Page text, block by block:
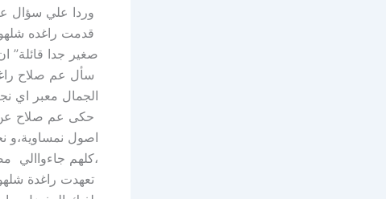
وردا علي سؤال
صغير جدا قائلة”
سأل عم صلاح
الجمال معبر اي
حكى عم صلاح
اصول نمساوية،و
،كلهم جاءواالي
تعهدت راغدة